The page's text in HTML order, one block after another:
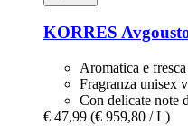
KORRES
Aromatica e fresca
Fragranza unisex
Con delicate note
€ 47,99 (€ 959,80 / L)